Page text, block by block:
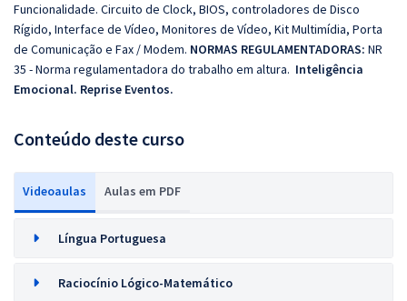
Funcionalidade. Circuito de Clock, BIOS, controladores de Disco
Rígido, Interface de Vídeo, Monitores de Vídeo, Kit Multimídia, Porta
de Comunicação e Fax / Modem. NORMAS REGULAMENTADORAS: NR
35 - Norma regulamentadora do trabalho em altura. Inteligência
Emocional. Reprise Eventos.
Conteúdo deste curso
Videoaulas Aulas em PDF
Língua Portuguesa
Raciocínio Lógico-Matemático